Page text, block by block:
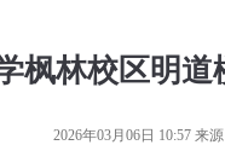
枫林校区明
2026年03月06日 10:57 来